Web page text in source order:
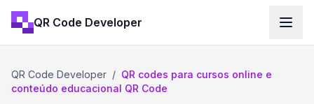
QR Code Developer
QR Code Developer / QR codes para cursos online e
conteúdo educacional QR Code